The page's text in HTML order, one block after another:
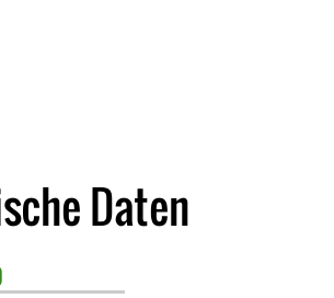
Daten